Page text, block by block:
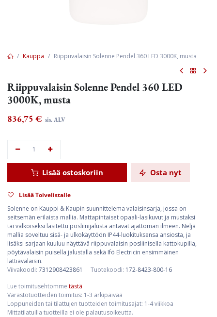
Kauppa Riippuvalaisin Solenne Pendel 360 LED 3000K, musta
Riippuvalaisin Solenne Pendel 360 LED
3000K, musta
836,75 € sis. ALV
Lisää ostoskoriin Osta nyt
Lisää Toivelistalle
Solenne on Kauppi & Kaupin suunnittelema valaisinsarja, jossa on
seitsemän erilaista mallia. Mattapintaiset opaali-lasikuvut ja mustaksi
tai valkoiseksi lasitettu posliinijalusta antavat ajattoman ilmeen. Neljä
mallia soveltuu sisä- ja ulkokäyttöön IP44-luokituksensa ansiosta, ja
lisäksi sarjaan kuuluu näyttävä riippuvalaisin posliinisella kattokupilla,
pöytävalaisin puisella jalustalla sekä Ifö Electricin ensimmäinen
lattiavalaisin.
Viivakoodi: 7312908423861 Tuotekoodi: 172-8423-800-16
Lue toimitusehtomme tästä
Varastotuotteiden toimitus: 1-3 arkipäivää
Loppuneiden tai tilattujen tuotteiden toimitusajat: 1-4 viikkoa
Mittatilatuilla tuotteilla ei ole palautusoikeutta.